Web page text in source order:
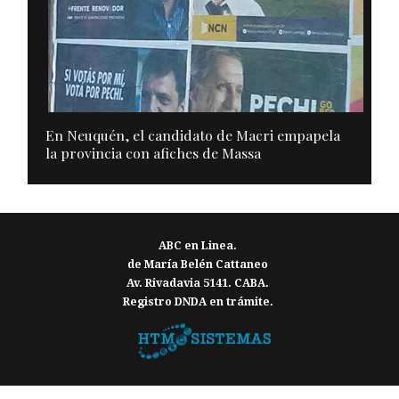
En Neuquén, el candidato de Macri empapela
la provincia con afiches de Massa
ABC en Linea.
de María Belén Cattaneo
Av. Rivadavia 5141. CABA.
Registro DNDA en trámite.